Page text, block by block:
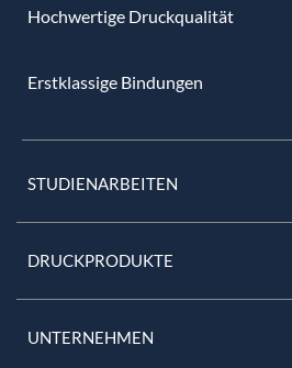
Hochwertige Druckqualität
Erstklassige Bindungen
STUDIENARBEITEN
DRUCKPRODUKTE
UNTERNEHMEN